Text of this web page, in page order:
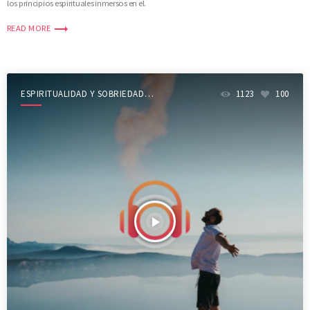
los principios espirituales inmersos en el.
READ MORE trending_flat
ESPIRITUALIDAD Y SOBRIEDAD
SHOW
play_arrow
1123 100